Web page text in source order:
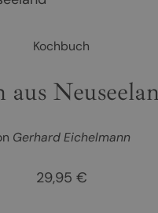
Kochbuch
aus
Gerhard Eichelmann
29,95 €